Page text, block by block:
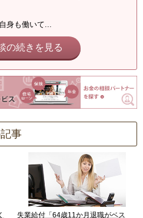
身も働いて...
の続きを見る
事
失業給付「64歳11か月退職がベス